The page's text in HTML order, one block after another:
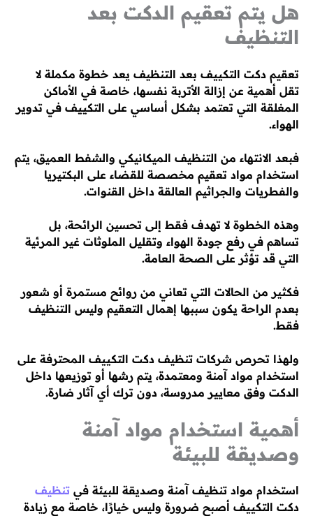
هل يتم تعقيم الدكت بعد
التنظيف
تعقيم دكت التكييف بعد التنظيف يعد خطوة مكملة لا
تقل أهمية عن إزالة الأتربة نفسها، خاصة في الأماكن
المغلقة التي تعتمد بشكل أساسي على التكييف في تدوير
الهواء.
فبعد الانتهاء من التنظيف الميكانيكي والشفط العميق، يتم
استخدام مواد تعقيم مخصصة للقضاء على البكتيريا
والفطريات والجراثيم العالقة داخل القنوات.
وهذه الخطوة لا تهدف فقط إلى تحسين الرائحة، بل
تساهم في رفع جودة الهواء وتقليل الملوثات غير المرئية
التي قد تؤثر على الصحة العامة.
فكثير من الحالات التي تعاني من روائح مستمرة أو شعور
بعدم الراحة يكون سببها إهمال التعقيم وليس التنظيف
فقط.
ولهذا تحرص شركات تنظيف دكت التكييف المحترفة على
استخدام مواد آمنة ومعتمدة، يتم رشها أو توزيعها داخل
الدكت وفق معايير مدروسة، دون ترك أي آثار ضارة.
أهمية استخدام مواد آمنة
وصديقة للبيئة
استخدام مواد تنظيف آمنة وصديقة للبيئة في تنظيف
دكت التكييف أصبح ضرورة وليس خيارًا، خاصة مع زيادة